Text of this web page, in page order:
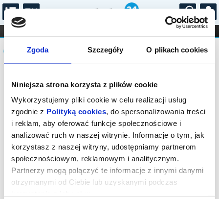
Zgoda Szczegóły O plikach cookies
Niniejsza strona korzysta z plików cookie
Wykorzystujemy pliki cookie w celu realizacji usług
zgodnie z Polityką cookies, do spersonalizowania treści
i reklam, aby oferować funkcje społecznościowe i
analizować ruch w naszej witrynie. Informacje o tym, jak
korzystasz z naszej witryny, udostępniamy partnerom
społecznościowym, reklamowym i analitycznym.
Partnerzy mogą połączyć te informacje z innymi danymi
otrzymanymi od Ciebie lub uzyskanymi podczas
...
FILHARMONIA OPERA I BALET
STAND-UP
DLA DZIECI
Komunikat
Sprzedaż biletów on-line na wydarzenie
została zakończona.